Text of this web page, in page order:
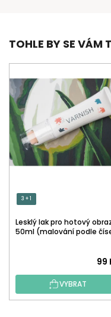
TOHLE BY SE VÁM
3 + 1
Lesklý lak pro hotový
50ml (malování podle
hodnocení
produktu
je
99
VYBRAT